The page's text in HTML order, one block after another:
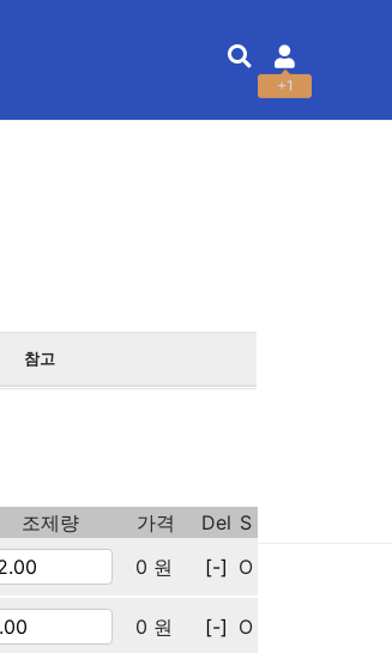
+1
참고
조제량 가격 Del S
0 원 [-] O
0 원 [-] O